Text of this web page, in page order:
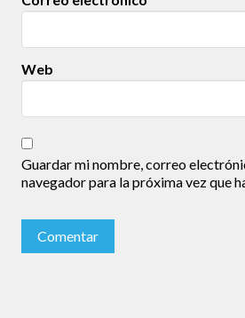
Web
Guardar mi nombre, correo
navegador para la próxima vez que